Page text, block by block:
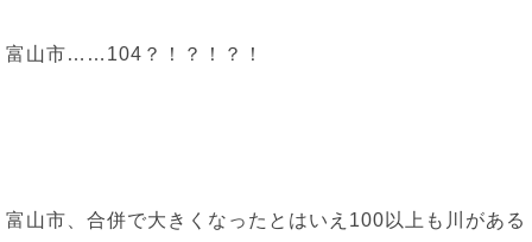
富山市……104？！？！？！
富山市、合併で大きくなったとはいえ100以上も川がある